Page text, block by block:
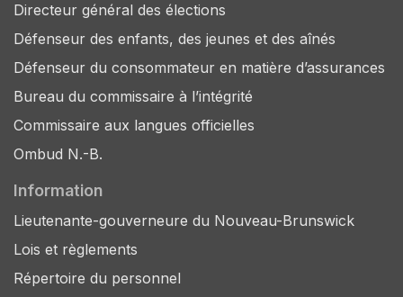
Directeur général des élections
Défenseur des enfants, des jeunes et des aînés
Défenseur du consommateur en matière d’assurances
Bureau du commissaire à l’intégrité
Commissaire aux langues officielles
Ombud N.-B.
Information
Lieutenante-gouverneure du Nouveau-Brunswick
Lois et règlements
Répertoire du personnel